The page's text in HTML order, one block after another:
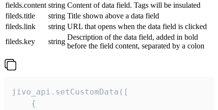
fields.content string Content of data field. Tags will be insulated
fileds.title
string Title shown above a data field
fileds.link
string URL that opens when the data field is clicked
fileds.key
string
Description of the data field, added in bold
before the field content, separated by a colon
jivo_api.setCustomData([
    {